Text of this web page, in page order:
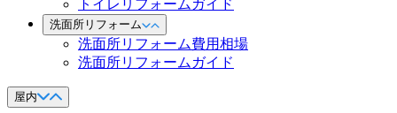
トイレリフォームガイド
洗面所リフォーム
洗面所リフォーム費用相場
洗面所リフォームガイド
屋内